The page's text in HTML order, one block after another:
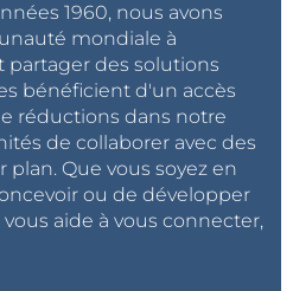
1960, nous avons
mondiale à
partager des solutions
bénéficient d'un accès
réductions dans notre
de collaborer avec des
Que vous soyez en
ou de développer
aide à vous connecter,